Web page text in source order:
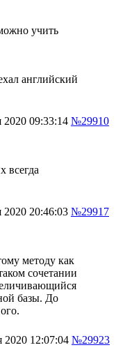
учить
английский
2020 09:33:14 №29910
всегда
2020 20:46:03 №29917
методу как
сочетании
базы. До
2020 12:07:04 №29923